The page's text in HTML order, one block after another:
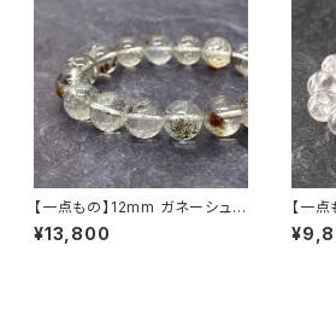
【一点もの】12mm ガネーシュヒ
マール産 ヒマラヤ・ガーデンクォ
ーツ ブレスレット【GN1217】
¥13,800
【一
ル産
ーツ